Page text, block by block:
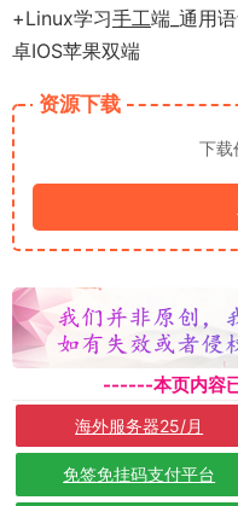
+Linux学习手工端_通用
卓IOS苹果双端
资源下载
下载
------本页内容
海外服务器25/月
免签免挂码支付平台